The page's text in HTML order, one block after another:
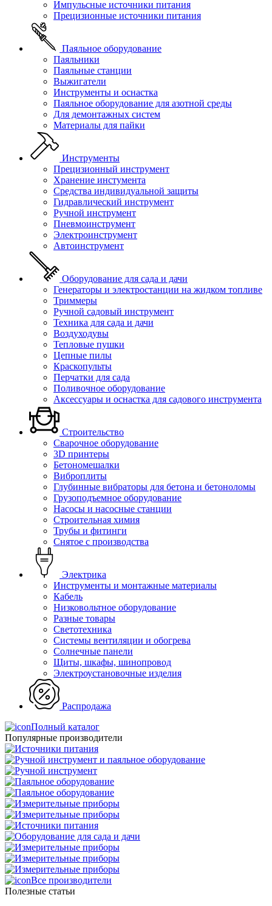
Импульсные источники питания
Прецизионные источники питания
Паяльное оборудование
Паяльники
Паяльные станции
Выжигатели
Инструменты и оснастка
Паяльное оборудование для азотной среды
Для демонтажных систем
Материалы для пайки
Инструменты
Прецизионный инструмент
Хранение инстумента
Средства индивидуальной защиты
Гидравлический инструмент
Ручной инструмент
Пневмоинструмент
Электроинструмент
Автоинструмент
Оборудование для сада и дачи
Генераторы и электростанции на жидком топливе
Триммеры
Ручной садовый инструмент
Техника для сада и дачи
Воздуходувы
Тепловые пушки
Цепные пилы
Краскопульты
Перчатки для сада
Поливочное оборудование
Аксессуары и оснастка для садового инструмента
Строительство
Сварочное оборудование
3D принтеры
Бетономешалки
Виброплиты
Глубинные вибраторы для бетона и бетоноломы
Грузоподъемное оборудование
Насосы и насосные станции
Строительная химия
Трубы и фитинги
Снятое с производства
Электрика
Инструменты и монтажные материалы
Кабель
Низковольтное оборудование
Разные товары
Светотехника
Системы вентиляции и обогрева
Солнечные панели
Щиты, шкафы, шинопровод
Электроустановочные изделия
Распродажа
Полный каталог
Популярные производители
Все производители
Полезные статьи